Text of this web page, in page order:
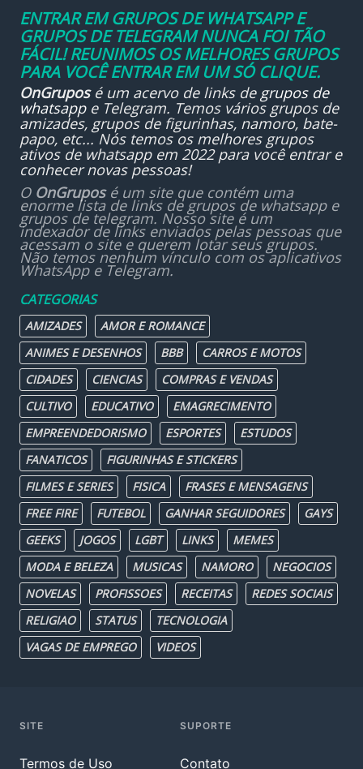
ENTRAR EM GRUPOS DE WHATSAPP E
GRUPOS DE TELEGRAM NUNCA FOI TÃO
FÁCIL! REUNIMOS OS MELHORES GRUPOS
PARA VOCÊ ENTRAR EM UM SÓ CLIQUE.
OnGruposé um acervo de links de grupos de
whatsappe Telegram. Temos vários grupos de
amizades, grupos de figurinhas, namoro, bate-
papo, etc... Nós temos os melhores grupos
ativos de whatsapp em 2022 para você entrar e
conhecer novas pessoas!
O OnGruposé um site que contém uma
enorme lista de links de grupos de whatsapp e
grupos de telegram. Nosso site é um
indexador de links enviados pelas pessoas que
acessam o site e querem lotar seus grupos.
Não temos nenhum vínculo com os aplicativos
WhatsApp e Telegram.
CATEGORIAS
AMIZADES
AMOR E ROMANCE
ANIMES E DESENHOS
BBB
CARROS E MOTOS
CIDADES
CIENCIAS
COMPRAS E VENDAS
CULTIVO
EDUCATIVO
EMAGRECIMENTO
EMPREENDEDORISMO
ESPORTES
ESTUDOS
FANATICOS
FIGURINHAS E STICKERS
FILMES E SERIES
FISICA
FRASES E MENSAGENS
FREE FIRE
FUTEBOL GANHAR SEGUIDORES
GAYS
GEEKS
JOGOS LGBT LINKS
MEMES
MODA E BELEZA
MUSICAS NAMORO
NEGOCIOS
NOVELAS
PROFISSOES RECEITAS
REDES SOCIAIS
RELIGIAO
STATUS
TECNOLOGIA
VAGAS DE EMPREGO
VIDEOS
SITE
Termos de Uso
SUPORTE
Contato